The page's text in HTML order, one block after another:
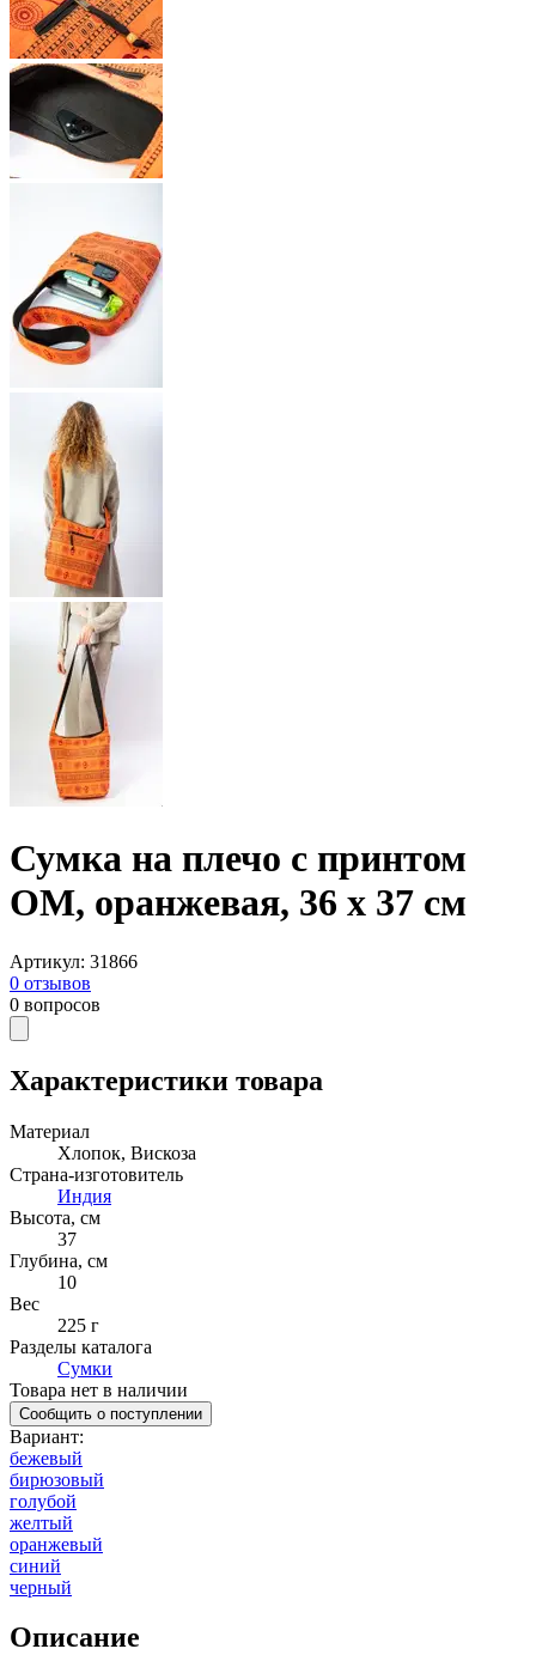
Сумка на плечо с принтом
ОМ, оранжевая, 36 х 37 см
Артикул: 31866
0 отзывов
0 вопросов
Характеристики товара
Материал
Хлопок, Вискоза
Страна-изготовитель
Индия
Высота, см
37
Глубина, см
10
Вес
225 г
Разделы каталога
Сумки
Товара нет в наличии
Сообщить о поступлении
Вариант:
бежевый
бирюзовый
голубой
желтый
оранжевый
синий
черный
Описание